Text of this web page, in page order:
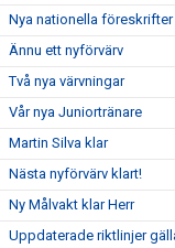
Nya nationella
Ännu ett nyförvärv
Två nya värvningar
Vår nya Juniortränare
Martin Silva klar
Nästa nyförvärv klart!
Ny Målvakt klar Herr
Uppdaterade riktlinjer